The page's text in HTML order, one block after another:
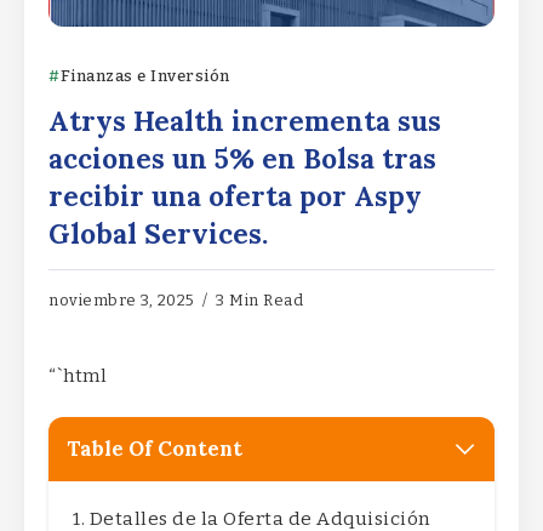
Finanzas e Inversión
Atrys Health incrementa sus
acciones un 5% en Bolsa tras
recibir una oferta por Aspy
Global Services.
noviembre 3, 2025 3 Min Read
“`html
Table Of Content
Detalles de la Oferta de Adquisición